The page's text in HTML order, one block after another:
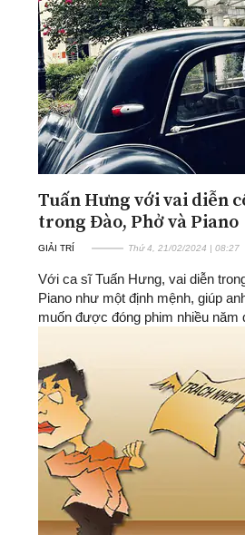
ĐA CHIỀU
Quan điểm
Xi nhan Trái Phải
Bạn đọc viết
Tuấn Hưng với vai diễn
trong Đào, Phở và Piano
GIẢI TRÍ Thứ 4, 21/02/2024 | 08:27
Với ca sĩ Tuấn Hưng, vai diễn
Piano như một định mệnh, giúp
muốn được đóng phim nhiều năm